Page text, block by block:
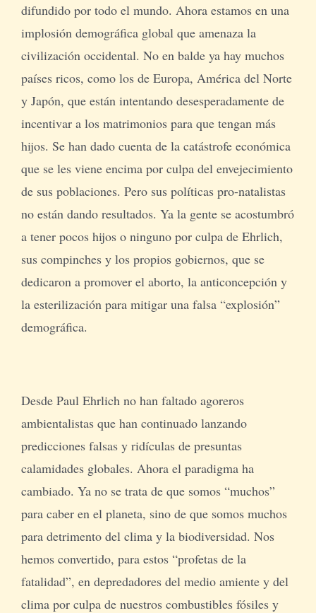
difundido por todo el mundo. Ahora estamos en una
implosión demográfica global que amenaza la
civilización occidental. No en balde ya hay muchos
países ricos, como los de Europa, América del Norte
y Japón, que están intentando desesperadamente de
incentivar a los matrimonios para que tengan más
hijos. Se han dado cuenta de la catástrofe económica
que se les viene encima por culpa del envejecimiento
de sus poblaciones. Pero sus políticas pro-natalistas
no están dando resultados. Ya la gente se acostumbró
a tener pocos hijos o ninguno por culpa de Ehrlich,
sus compinches y los propios gobiernos, que se
dedicaron a promover el aborto, la anticoncepción y
la esterilización para mitigar una falsa “explosión”
demográfica.
Desde Paul Ehrlich no han faltado agoreros
ambientalistas que han continuado lanzando
predicciones falsas y ridículas de presuntas
calamidades globales. Ahora el paradigma ha
cambiado. Ya no se trata de que somos “muchos”
para caber en el planeta, sino de que somos muchos
para detrimento del clima y la biodiversidad. Nos
hemos convertido, para estos “profetas de la
fatalidad”, en depredadores del medio amiente y del
clima por culpa de nuestros combustibles fósiles y